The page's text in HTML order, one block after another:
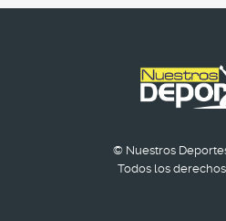
© Nuestros
Todos los